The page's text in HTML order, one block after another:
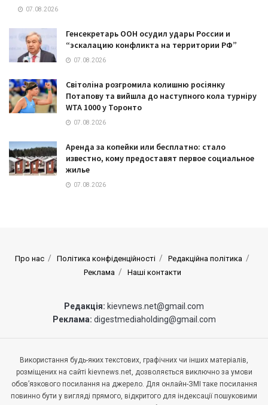
07.08.2026
Генсекретарь ООН осудил удары России и
“эскалацию конфликта на территории РФ”
07.08.2026
Світоліна розгромила колишню росіянку
Потапову та вийшла до наступного кола турніру
WTA 1000 у Торонто
07.08.2026
Аренда за копейки или бесплатно: стало
известно, кому предоставят первое социальное
жилье
07.08.2026
Про нас Політика конфіденційності
Редакційна політика
Реклама
Наші контакти
Редакція: kievnews.net@gmail.com
Реклама: digestmediaholding@gmail.com
Використання будь-яких текстових, графічних чи інших матеріалів,
розміщених на сайті kievnews.net, дозволяється виключно за умови
обов’язкового посилання на джерело. Для онлайн-ЗМІ таке посилання
повинно бути у вигляді прямого, відкритого для індексації пошуковими